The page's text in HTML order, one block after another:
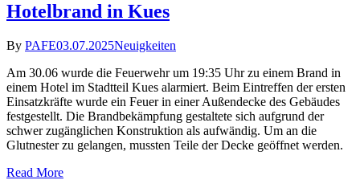
Hotelbrand in Kues
By PAFE03.07.2025Neuigkeiten
Am 30.06 wurde die Feuerwehr um 19:35 Uhr zu einem Brand in
einem Hotel im Stadtteil Kues alarmiert. Beim Eintreffen der ersten
Einsatzkräfte wurde ein Feuer in einer Außendecke des Gebäudes
festgestellt. Die Brandbekämpfung gestaltete sich aufgrund der
schwer zugänglichen Konstruktion als aufwändig. Um an die
Glutnester zu gelangen, mussten Teile der Decke geöffnet werden.
Read More